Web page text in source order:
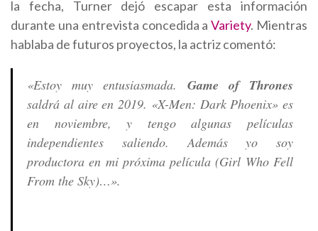
la fecha, Turner dejó escapar esta información
durante una entrevista concedida aVariety. Mientras
hablaba de futuros proyectos, la actriz comentó:
«Estoy muy entusiasmada. Game of Thrones
saldrá al aire en 2019. «X-Men: Dark Phoenix» es
en noviembre, y tengo algunas películas
independientes saliendo. Además yo soy
productora en mi próxima película (Girl Who Fell
From the Sky)…».